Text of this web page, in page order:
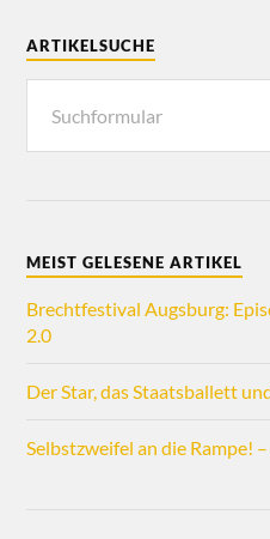
ARTIKELSUCHE
MEIST GELESENE ARTIKEL
Brechtfestival Augsburg:
2.0
Der Star, das Staatsballett
Selbstzweifel an die Rampe!